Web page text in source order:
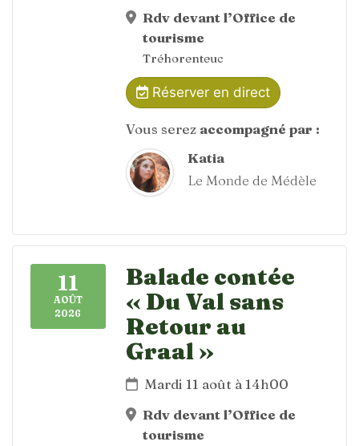
Rdv devant l’Office de
tourisme
Tréhorenteuc
Réserver en direct
Vous serez accompagné par :
Katia
Le Monde de Médèle
11
AOÛT
2026
Balade contée
« Du Val sans
Retour au
Graal »
Mardi 11 août à 14h00
Rdv devant l’Office de
tourisme